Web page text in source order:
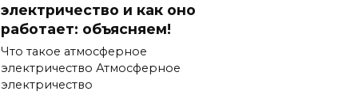
электричество и как оно
работает: объясняем!
Что такое атмосферное
электричество Атмосферное
электричество